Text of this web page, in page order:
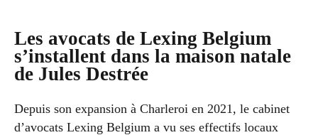
Les avocats de Lexing Belgium
s’installent dans la maison natale
de Jules Destrée
Depuis son expansion à Charleroi en 2021, le cabinet
d’avocats Lexing Belgium a vu ses effectifs locaux